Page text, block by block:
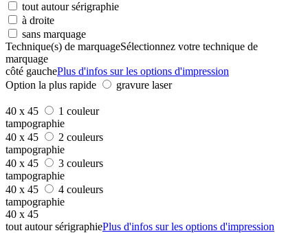
tout autour sérigraphie
à droite
sans marquage
Technique(s) de marquageSélectionnez votre technique de
marquage
côté gauchePlus d'infos sur les options d'impression
Option la plus rapide
gravure laser
40 x 45
1 couleur
tampographie
40 x 45
2 couleurs
tampographie
40 x 45
3 couleurs
tampographie
40 x 45
4 couleurs
tampographie
40 x 45
tout autour sérigraphiePlus d'infos sur les options d'impression